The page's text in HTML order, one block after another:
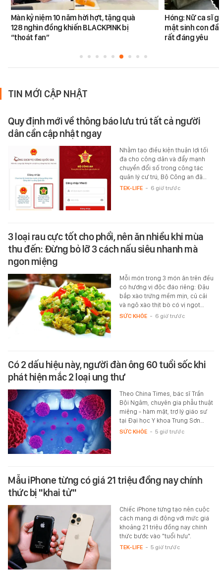
Màn kỷ niệm 10 năm hời hợt, tặng quà
128 nghìn đồng khiến BLACKPINK bị
“thoát fan”
Hóng: Nữ ca sĩ
mật sinh con
rất đáng yêu
TIN MỚI CẬP NHẬT
Quy định mới về thông báo lưu trú tất cả người
dân cần cập nhật ngay
Nhằm tạo điều kiện thuận lợi tối
đa cho công dân và đẩy mạnh
chuyển đổi số trong công tác
quản lý cư trú, Bộ Công an đã…
TEK-LIFE - 6 giờ trước
3 loại rau cực tốt cho phổi, nên ăn nhiều khi mùa
thu đến: Đừng bỏ lỡ 3 cách nấu siêu nhanh mà
ngon miệng
Mỗi món trong 3 món ăn trên đều
có hương vị độc đáo riêng: Đậu
bắp xào trứng mềm mịn, củ cải
và ngô xào thịt bò có vị ngọt…
SỨC KHỎE - 6 giờ trước
Có 2 dấu hiệu này, người đàn ông 60 tuổi sốc khi
phát hiện mắc 2 loại ung thư
Theo China Times, bác sĩ Trần
Bội Ngâm, chuyên gia phẫu thuật
miệng - hàm mặt, trợ lý giáo sư
tại Đại học Y khoa Trung Sơn…
SỨC KHỎE - 5 giờ trước
Mẫu iPhone từng có giá 21 triệu đồng nay chính
thức bị "khai tử"
Chiếc iPhone từng tạo nên cuộc
cách mạng di động với mức giá
khoảng 21 triệu đồng nay chính
thức bước vào "tuổi hưu".
TEK-LIFE - 5 giờ trước